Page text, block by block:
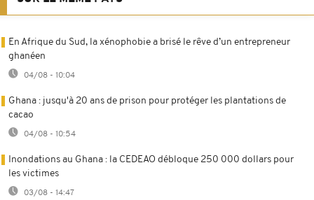
En Afrique du Sud, la xénophobie a brisé le rêve d’un entrepreneur
ghanéen
04/08 - 10:04
Ghana : jusqu'à 20 ans de prison pour protéger les plantations de
cacao
04/08 - 10:54
Inondations au Ghana : la CEDEAO débloque 250 000 dollars pour
les victimes
03/08 - 14:47